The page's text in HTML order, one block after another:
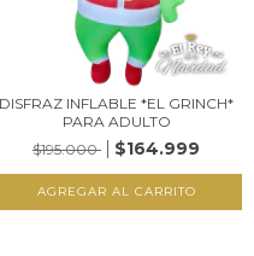
DISFRAZ INFLABLE *EL GRINCH*
PARA ADULTO
$195.000
$164.999